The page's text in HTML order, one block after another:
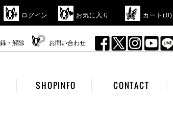
ログイン お気に入り カート(0)
・解除 お問い合わせ
SHOPINFO CONTACT